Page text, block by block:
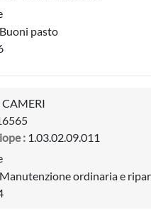
Buoni pasto
: 1.03.02.09.011
Manutenzione ordinaria e